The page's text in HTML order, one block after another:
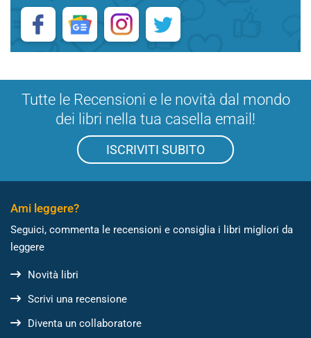
Tutte le Recensioni e le novità dal mondo
dei libri nella tua casella email!
ISCRIVITI SUBITO
Ami leggere?
Seguici, commenta le recensioni e consiglia i libri migliori da
leggere
Novità libri
Scrivi una recensione
Diventa un collaboratore